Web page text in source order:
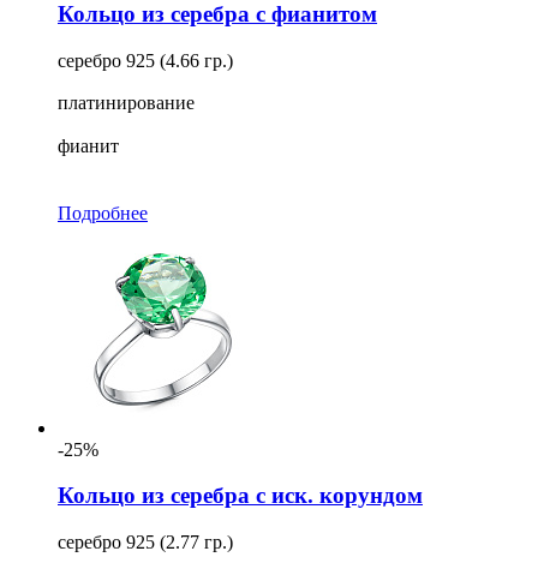
Кольцо из серебра с фианитом
серебро 925 (4.66 гр.)
платинирование
фианит
Подробнее
-25%
Кольцо из серебра с иск. корундом
серебро 925 (2.77 гр.)